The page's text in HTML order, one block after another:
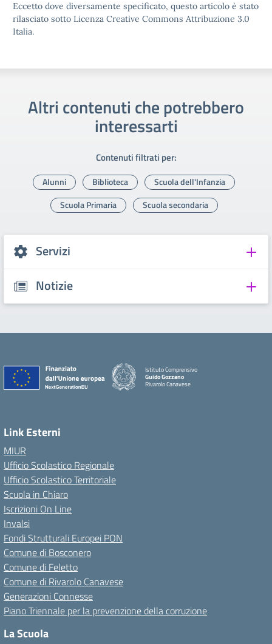
Eccetto dove diversamente specificato, questo articolo è stato
rilasciato sotto Licenza Creative Commons Attribuzione 3.0
Italia.
Altri contenuti che potrebbero
interessarti
Contenuti filtrati per:
Alunni Biblioteca
Scuola dell'Infanzia
Scuola Primaria
Scuola secondaria
Servizi
Notizie
Istituto Comprensivo
Guido Gozzano
Rivarolo Canavese
Link Esterni
MIUR
Ufficio Scolastico Regionale
Ufficio Scolastico Territoriale
Scuola in Chiaro
Iscrizioni On Line
Invalsi
Fondi Strutturali Europei PON
Comune di Bosconero
Comune di Feletto
Comune di Rivarolo Canavese
Generazioni Connesse
Piano Triennale per la prevenzione della corruzione
La Scuola